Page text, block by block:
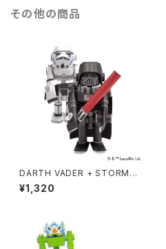
その他の商品
DARTH VADER + STORMT
ROOPER
¥1,320